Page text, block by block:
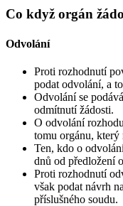
Co když orgán
Odvolání
Proti rozhodnutí
podat odvolání, a
Odvolání se
odmítnutí žádosti.
O odvolání
tomu orgánu,
Ten, kdo o
dnů od předložení
Proti rozhodnutí
však podat návrh
příslušného soudu.